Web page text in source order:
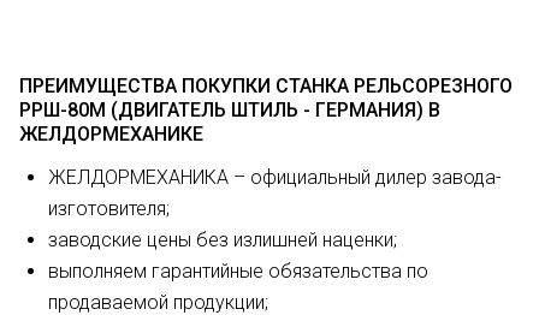
ПРЕИМУЩЕСТВА ПОКУПКИ СТАНКА РЕЛЬСОРЕЗНОГО
РРШ-80М (ДВИГАТЕЛЬ ШТИЛЬ - ГЕРМАНИЯ) В
ЖЕЛДОРМЕХАНИКЕ
ЖЕЛДОРМЕХАНИКА – официальный дилер завода-
изготовителя;
заводские цены без излишней наценки;
выполняем гарантийные обязательства по
продаваемой продукции;